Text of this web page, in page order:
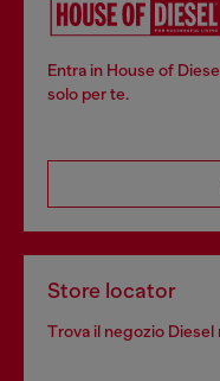
Entra in House of
solo per te.
Store locator
Trova il negozio Diesel